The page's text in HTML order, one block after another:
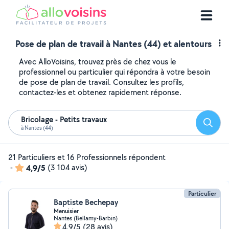
Pose de plan de travail à Nantes (44) et alentours
Avec AlloVoisins, trouvez près de chez vous le
professionnel ou particulier qui répondra à votre besoin
de pose de plan de travail. Consultez les profils,
contactez-les et obtenez rapidement réponse.
Bricolage - Petits travaux
à Nantes (44)
21 Particuliers et 16 Professionnels répondent
-
4,9/5 (3 104 avis)
Particulier
Baptiste Bechepay
Menuisier
Nantes (Bellamy-Barbin)
4,9/5 (28 avis)